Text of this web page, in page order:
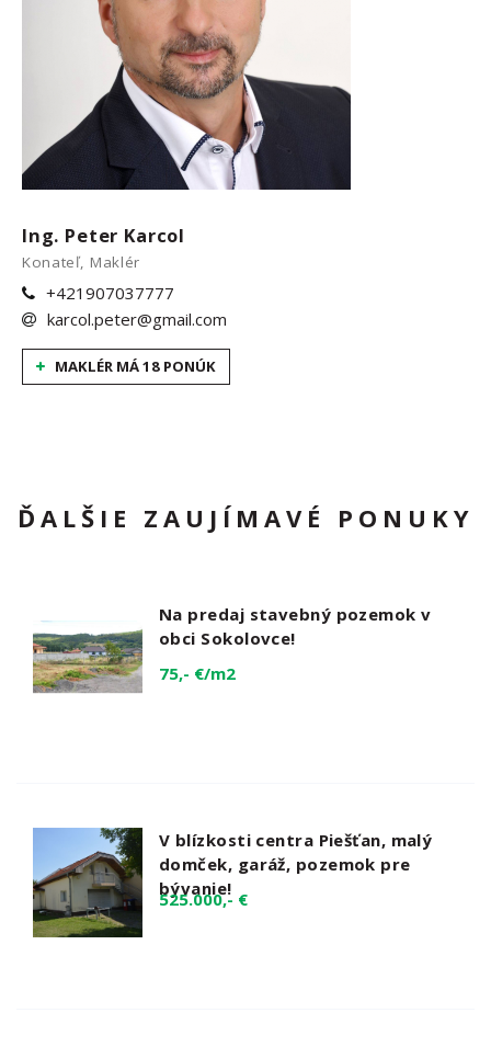
Ing. Peter Karcol
Konateľ, Maklér
+421907037777
karcol.peter@gmail.com
MAKLÉR MÁ 18 PONÚK
ĎALŠIE ZAUJÍMAVÉ PONUKY
Na predaj stavebný pozemok v
obci Sokolovce!
75,- €/m2
V blízkosti centra Piešťan, malý
domček, garáž, pozemok pre
bývanie!
525.000,- €